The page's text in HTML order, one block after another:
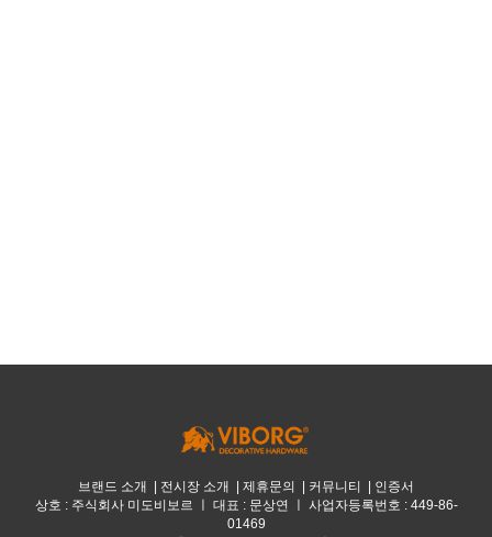
브랜드 소개 | 전시장 소개 | 제휴문의 | 커뮤니티 | 인증서
상호 : 주식회사 미도비보르 ㅣ 대표 : 문상연 ㅣ 사업자등록번호 : 449-86-
01469